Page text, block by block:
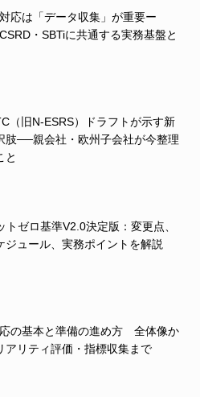
応は「データ収集」が重要ー
・SBTiに共通する実務基盤と
（旧N-ESRS）ドラフトが示す新
肢──親会社・欧州子会社が今整理
と
トゼロ基準V2.0決定版：変更点、
ジュール、実務ポイントを解説
の基本と準備の進め方 全体像か
アリティ評価・指標収集まで